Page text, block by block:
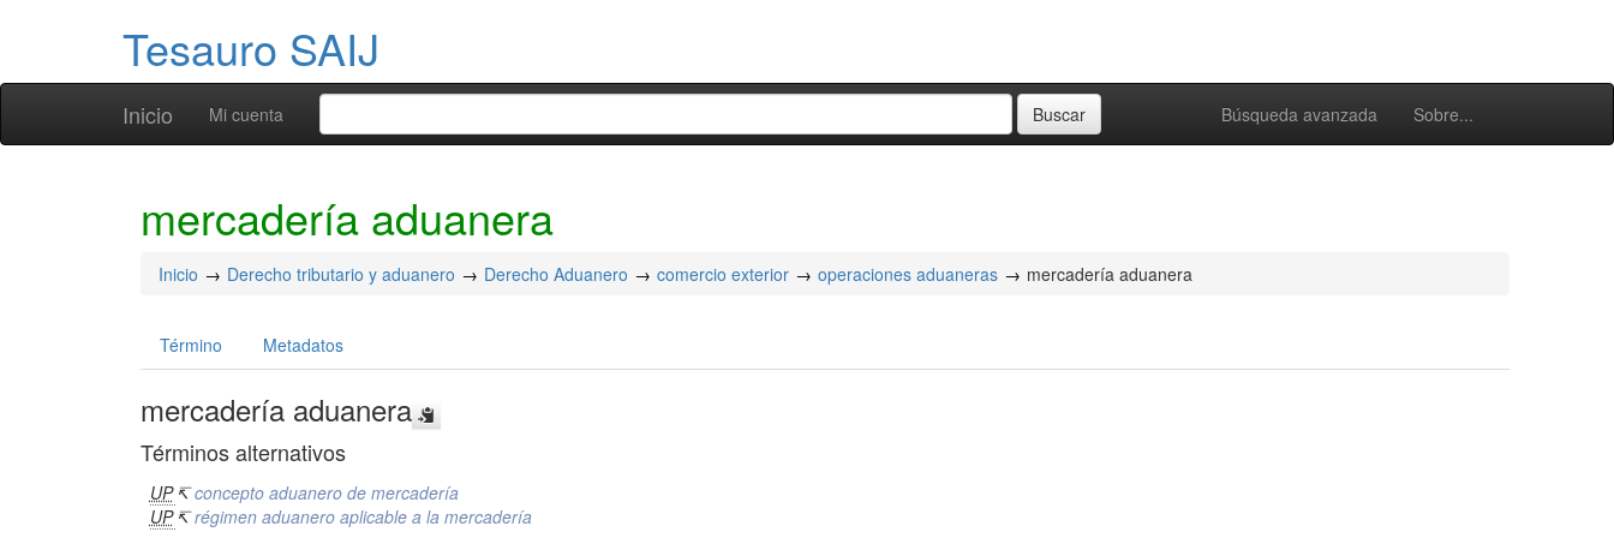
Tesauro SAIJ
Inicio Búsqueda avanzada Sobre...
Mi cuenta
mercadería aduanera
Inicio Derecho tributario y aduanero Derecho Aduanero comercio exterior operaciones aduaneras mercadería aduanera
Término Metadatos
mercadería aduanera
Términos alternativos
UP ↸concepto aduanero de mercadería
UP ↸régimen aduanero aplicable a la mercadería